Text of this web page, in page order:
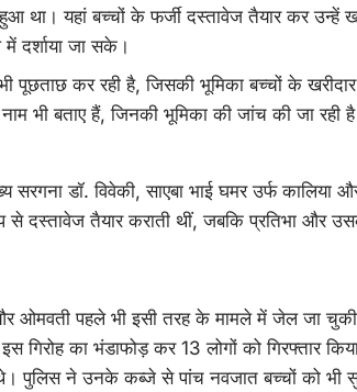
यहां बच्चों के फर्जी दस्तावेज तैयार कर उन्हें
दर्शाया जा सके।
पूछताछ कर रही है, जिसकी भूमिका बच्चों के
भी बताए हैं, जिनकी भूमिका की जांच की जा रही
डॉ. विवेकी, साएबा भाई घमर उर्फ कालिया
से दस्तावेज तैयार कराती थीं, जबकि प्रतिभा और
ओमवती पहले भी इसी तरह के मामले में जेल जा
गिरोह का भंडाफोड़ कर 13 लोगों को गिरफ्तार
पुलिस ने उनके कब्जे से पांच नवजात बच्चों को भी